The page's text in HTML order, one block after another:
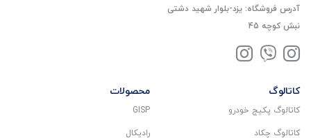
آدرس فروشگاه: یزد-بلوار شهید دشتی
نبش کوچه 45
کاتالوگ
کاتالوگ پکیج خودرو
کاتالوگ چکاد
محصولات
GISP
رادیکال